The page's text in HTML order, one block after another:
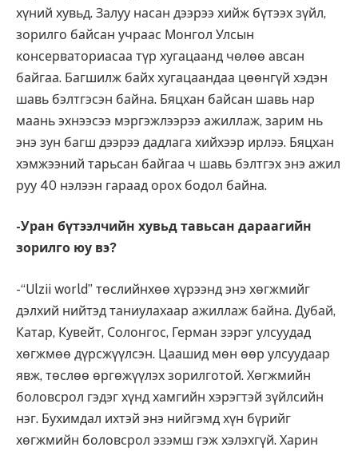
хүний хувьд. Залуу насан дээрээ хийж бүтээх зүйл,
зорилго байсан учраас Монгол Улсын
консерваториасаа түр хугацаанд чөлөө авсан
байгаа. Багшилж байх хугацаандаа цөөнгүй хэдэн
шавь бэлтгэсэн байна. Бяцхан байсан шавь нар
маань эхнээсээ мэргэжлээрээ ажиллаж, зарим нь
энэ зун багш дээрээ дадлага хийхээр ирлээ. Бяцхан
хэмжээний тарьсан байгаа ч шавь бэлтгэх энэ ажил
руу 40 нэлээн гараад орох бодол байна.
-Уран бүтээлчийн хувьд тавьсан дараагийн
зорилго юу вэ?
-“Ulzii world” төслийнхөө хүрээнд энэ хөгжмийг
дэлхий нийтэд таниулахаар ажиллаж байна. Дубай,
Катар, Кувейт, Солонгос, Герман зэрэг улсуудад
хөгжмөө дүрсжүүлсэн. Цаашид мөн өөр улсуудаар
явж, төслөө өргөжүүлэх зорилготой. Хөгжмийн
боловсрол гэдэг хүнд хамгийн хэрэгтэй зүйлсийн
нэг. Бухимдал ихтэй энэ нийгэмд хүн бүрийг
хөгжмийн боловсрол эзэмш гэж хэлэхгүй. Харин